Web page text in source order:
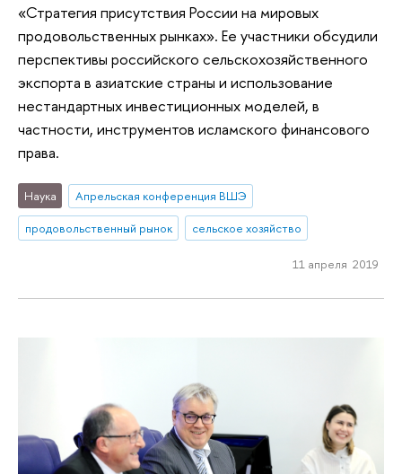
«Стратегия присутствия России на мировых
продовольственных рынках». Ее участники обсудили
перспективы российского сельскохозяйственного
экспорта в азиатские страны и использование
нестандартных инвестиционных моделей, в
частности, инструментов исламского финансового
права.
Наука
Апрельская конференция ВШЭ
продовольственный рынок
сельское хозяйство
11 апреля 2019